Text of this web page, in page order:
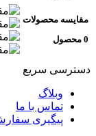
مقایسه محصولات
0 محصول
دسترسی سریع
وبلاگ
تماس با ما
پیگیری